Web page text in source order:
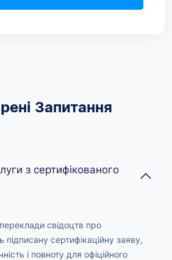
Запитання
з сертифікованого
свідоцтв про
сертифікаційну заяву,
і повноту для офіційного